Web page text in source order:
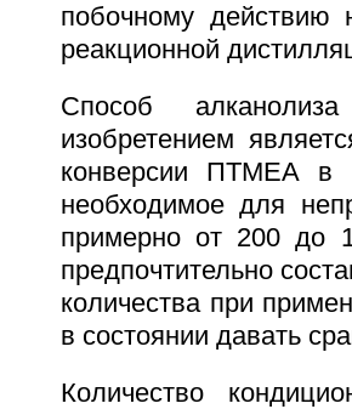
побочному
реакционной
Способ
изобретением
конверсии ПТМЕА в
необходимое для
примерно от 200 до
предпочтительно
количества при
в состоянии давать
Количество